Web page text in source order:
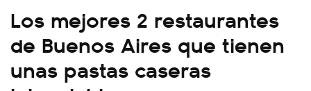
Los mejores 2 restaurantes
de Buenos Aires que tienen
unas pastas caseras